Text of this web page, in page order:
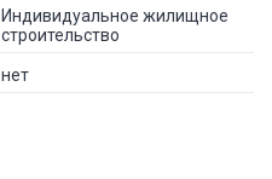
Индивидуальное жилищное
строительство
нет